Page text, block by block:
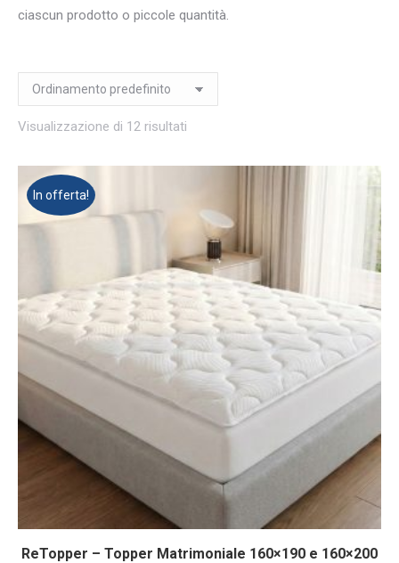
ciascun prodotto o piccole quantità.
Visualizzazione di 12 risultati
In offerta!
ReTopper – Topper Matrimoniale 160×190 e 160×200